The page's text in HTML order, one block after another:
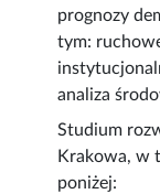
prognozy
tym:
analiza
Studium
Krakowa, w
poniżej: